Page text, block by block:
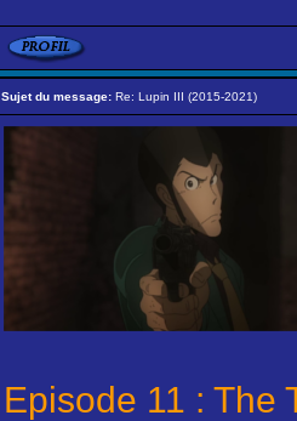
Sujet du message: Re: Lupin III (2015-2021)
Episode 11 : The